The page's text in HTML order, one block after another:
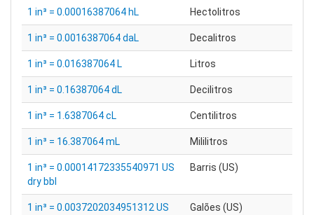
1 in³ = 0.00016387064 hL Hectolitros
1 in³ = 0.0016387064 daL Decalitros
1 in³ = 0.016387064 L Litros
1 in³ = 0.16387064 dL Decilitros
1 in³ = 1.6387064 cL Centilitros
1 in³ = 16.387064 mL Mililitros
1 in³ = 0.00014172335540971 US
dry bbl
Barris (US)
1 in³ = 0.0037202034951312 US
Galões (US)